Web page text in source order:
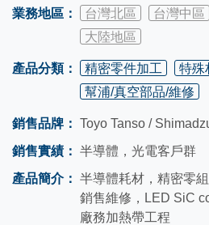
業務地區： 台灣北區 台灣中區
大陸地區
產品分類： 精密零件加工
特殊
幫浦/真空部品/維修
銷售品牌： Toyo Tanso /
銷售實績： 半導體，光電客戶群
產品簡介： 半導體耗材，精密零
銷售維修，LED SiC
廠務加熱帶工程